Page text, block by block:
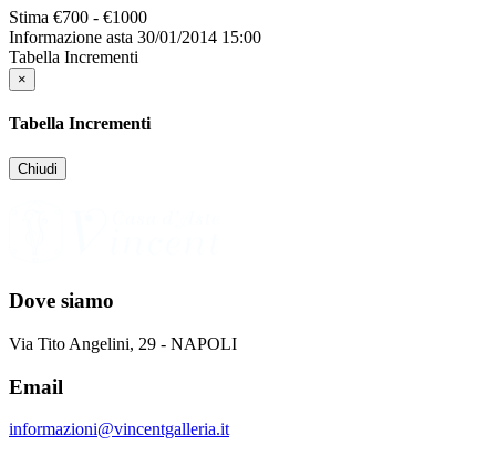
Stima €700 - €1000
Informazione asta 30/01/2014 15:00
Tabella Incrementi
×
Tabella Incrementi
Chiudi
Dove siamo
Via Tito Angelini, 29 - NAPOLI
Email
informazioni@vincentgalleria.it